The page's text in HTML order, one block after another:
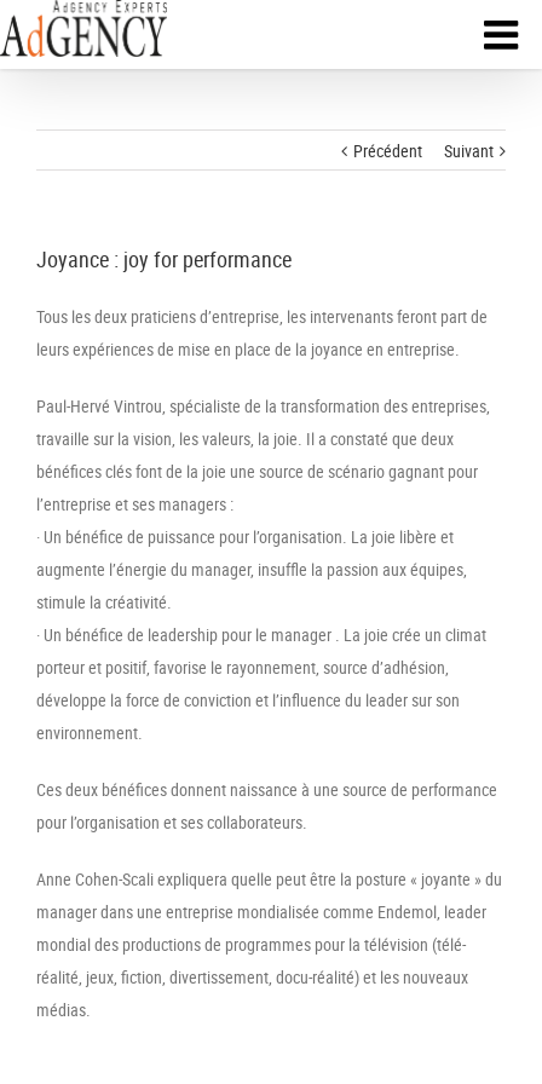
Précédent Suivant
Joyance : joy for performance
Tous les deux praticiens d’entreprise, les intervenants feront part de
leurs expériences de mise en place de la joyance en entreprise.
Paul-Hervé Vintrou, spécialiste de la transformation des entreprises,
travaille sur la vision, les valeurs, la joie. Il a constaté que deux
bénéfices clés font de la joie une source de scénario gagnant pour
l’entreprise et ses managers :
· Un bénéfice de puissance pour l’organisation. La joie libère et
augmente l’énergie du manager, insuffle la passion aux équipes,
stimule la créativité.
· Un bénéfice de leadership pour le manager . La joie crée un climat
porteur et positif, favorise le rayonnement, source d’adhésion,
développe la force de conviction et l’influence du leader sur son
environnement.
Ces deux bénéfices donnent naissance à une source de performance
pour l’organisation et ses collaborateurs.
Anne Cohen-Scali expliquera quelle peut être la posture « joyante » du
manager dans une entreprise mondialisée comme Endemol, leader
mondial des productions de programmes pour la télévision (télé-
réalité, jeux, fiction, divertissement, docu-réalité) et les nouveaux
médias.